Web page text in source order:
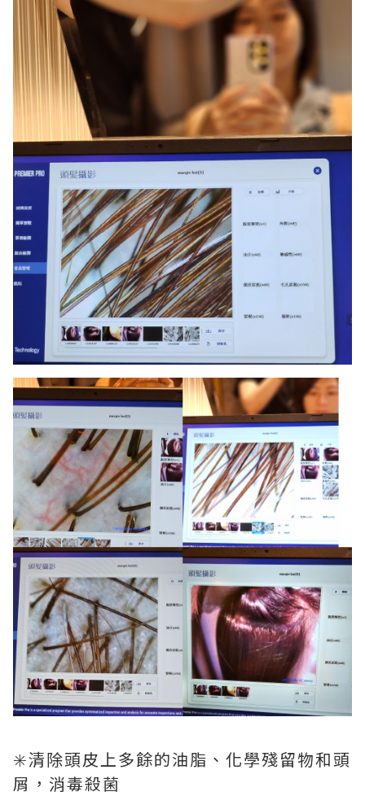
✳️清除頭皮上多餘的油脂、化學殘留物和頭
屑，消毒殺菌